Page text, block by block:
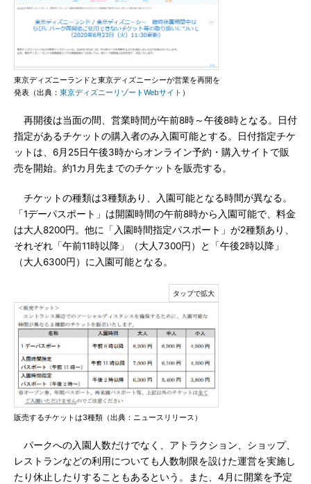
東京ディズニーランドと東京ディズニーシーが営業を再開を
発表（出典： 東京ディズニーリゾートWebサイト ）
再開後は当面の間、営業時間が午前8時～午後8時となる。日付
指定があるチケットの購入者のみ入園可能とする。日付指定チケ
ットは、6月25日午後3時からオンライン予約・購入サイトで販
売を開始。約1カ月先までのチケットを販売する。
チケットの種類は3種類あり、入園可能となる時間が異なる。
「1デーパスポート」は開園時間の午前8時から入園可能で、料金
は大人8200円。他に「入園時間指定パスポート」が2種類あり、
それぞれ「午前11時以降」（大人7300円）と「午後2時以降」
（大人6300円）に入園可能となる。
販売するチケットは3種類（出典：ニュースリリース）
パークへの入園人数だけでなく、アトラクション、ショップ、
レストランなどの利用についても人数制限を設けた運営を実施し
たり休止したりすることもあるという。また、4月に開業を予定